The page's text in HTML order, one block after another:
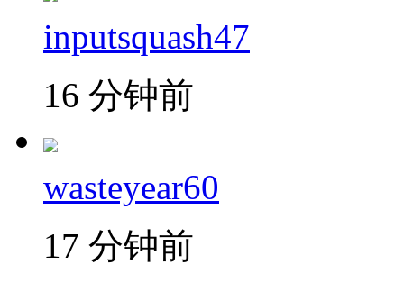
inputsquash47
16 分钟前
wasteyear60
17 分钟前